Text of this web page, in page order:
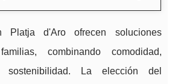
Platja d'Aro ofrecen soluciones
combinando comodidad,
sostenibilidad. La elección del